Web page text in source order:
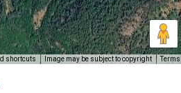
shortcuts Image may be subject to copyright Terms